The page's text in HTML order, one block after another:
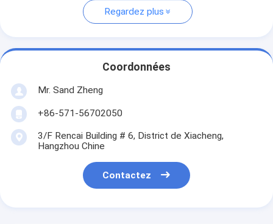
Regardez plus
Coordonnées
Mr. Sand Zheng
+86-571-56702050
3/F Rencai Building # 6, District de Xiacheng,
Hangzhou Chine
Contactez